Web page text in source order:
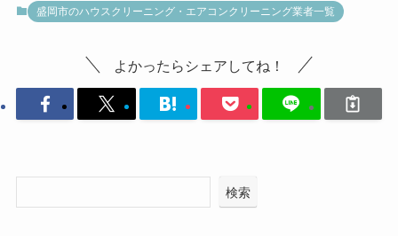
盛岡市のハウスクリーニング・エアコンクリーニング業者一覧
よかったらシェアしてね！
検索